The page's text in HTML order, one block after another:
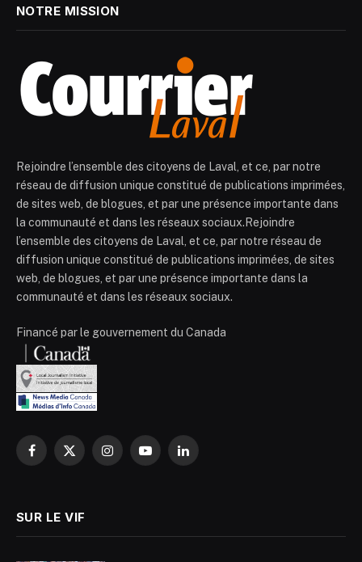
NOTRE MISSION
Rejoindre l’ensemble des citoyens de Laval, et ce, par notre
réseau de diffusion unique constitué de publications imprimées,
de sites web, de blogues, et par une présence importante dans
la communauté et dans les réseaux sociaux.Rejoindre
l’ensemble des citoyens de Laval, et ce, par notre réseau de
diffusion unique constitué de publications imprimées, de sites
web, de blogues, et par une présence importante dans la
communauté et dans les réseaux sociaux.
Financé par le gouvernement du Canada
Facebook
X
InstagramYouTubeLinkedIn
SUR LE VIF